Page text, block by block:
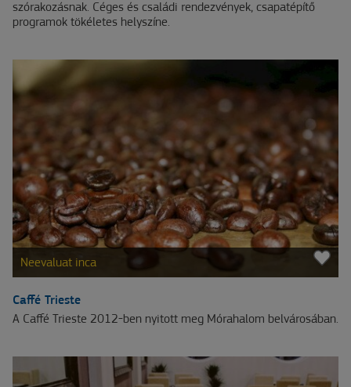
szórakozásnak. Céges és családi rendezvények, csapatépítő
programok tökéletes helyszíne.
Neevaluat inca
Caffé Trieste
A Caffé Trieste 2012-ben nyitott meg Mórahalom belvárosában.